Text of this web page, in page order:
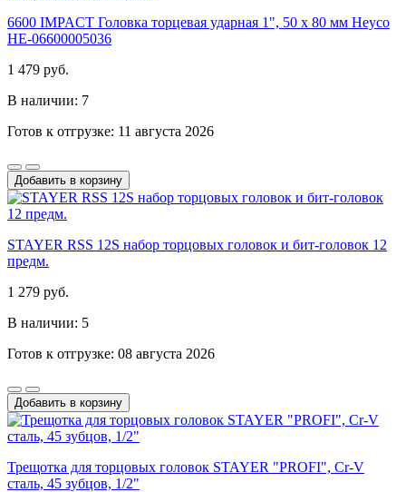
6600 IMPACT Головка торцевая ударная 1", 50 x 80 мм Heyco
HE-06600005036
1 479 руб.
В наличии: 7
Готов к отгрузке: 11 августа 2026
Добавить в корзину
STAYER RSS 12S набор торцовых головок и бит-головок 12
предм.
1 279 руб.
В наличии: 5
Готов к отгрузке: 08 августа 2026
Добавить в корзину
Трещотка для торцовых головок STAYER "PROFI", Сr-V
сталь, 45 зубцов, 1/2"